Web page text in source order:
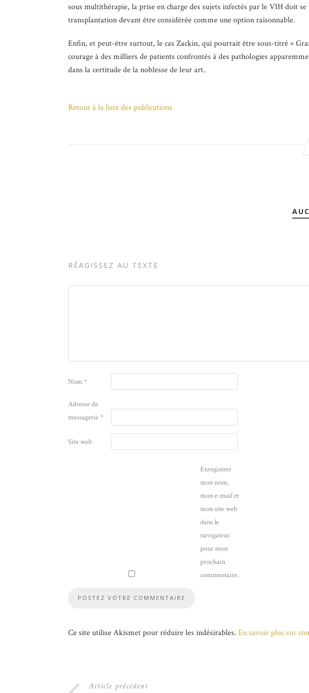
sous multithérapie, la prise en charge des sujets infectés par le VIH doit
transplantation devant être considérée comme une option raisonnable.
Enfin, et peut-être surtout, le cas Zackin, qui pourrait être sous-titré «
courage à des milliers de patients confrontés à des pathologies
dans la certitude de la noblesse de leur art.
Retour à la liste des publications
RÉAGISSEZ AU TEXTE
Nom*
Adresse de
messagerie*
Site web
Enregistrer
mon nom,
mon e-mail et
mon site web
dans le
navigateur
pour mon
prochain
commentaire.
Ce site utilise Akismet pour réduire les indésirables.En savoir plus sur
Article précédent